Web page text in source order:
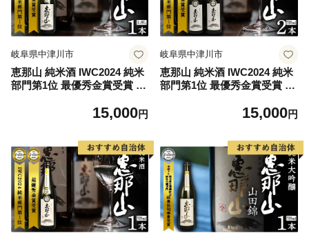
岐阜県中津川市
恵那山 純米酒 IWC2024 純米
部門第1位 最優秀金賞受賞 1.
15,000円
岐阜県中津川市
恵那山 純米酒 IWC2024 純米
部門第1位 最優秀金賞受賞 72
15,000円